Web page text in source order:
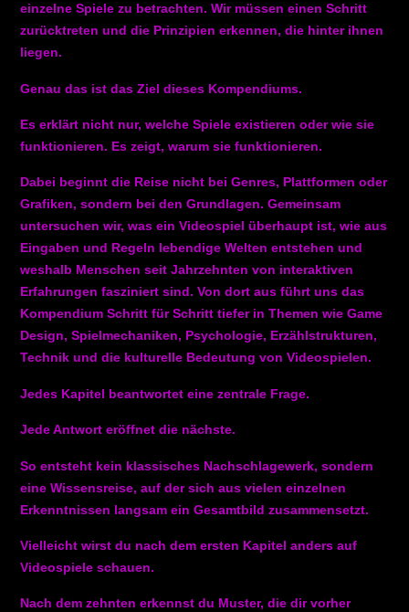
einzelne Spiele zu betrachten. Wir müssen einen Schritt
zurücktreten und die Prinzipien erkennen, die hinter ihnen
liegen.
Genau das ist das Ziel dieses Kompendiums.
Es erklärt nicht nur, welche Spiele existieren oderwie sie
funktionieren. Es zeigt, warum sie funktionieren.
Dabei beginnt die Reise nicht bei Genres, Plattformen oder
Grafiken, sondern bei den Grundlagen. Gemeinsam
untersuchen wir, was ein Videospiel überhaupt ist, wie aus
Eingaben und Regeln lebendige Welten entstehen und
weshalb Menschen seit Jahrzehnten von interaktiven
Erfahrungen fasziniert sind. Von dort aus führt uns das
Kompendium Schritt für Schritt tiefer in Themen wie Game
Design, Spielmechaniken, Psychologie, Erzählstrukturen,
Technik und die kulturelle Bedeutung von Videospielen.
Jedes Kapitel beantwortet eine zentrale Frage.
Jede Antwort eröffnet die nächste.
So entsteht kein klassisches Nachschlagewerk, sondern
eine Wissensreise, auf der sich aus vielen einzelnen
Erkenntnissen langsam ein Gesamtbild zusammensetzt.
Vielleicht wirst du nach dem ersten Kapitel anders auf
Videospiele schauen.
Nach dem zehnten erkennst du Muster, die dir vorher